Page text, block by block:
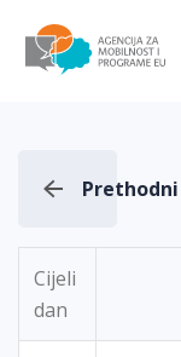
Prethodni
Cijeli
dan